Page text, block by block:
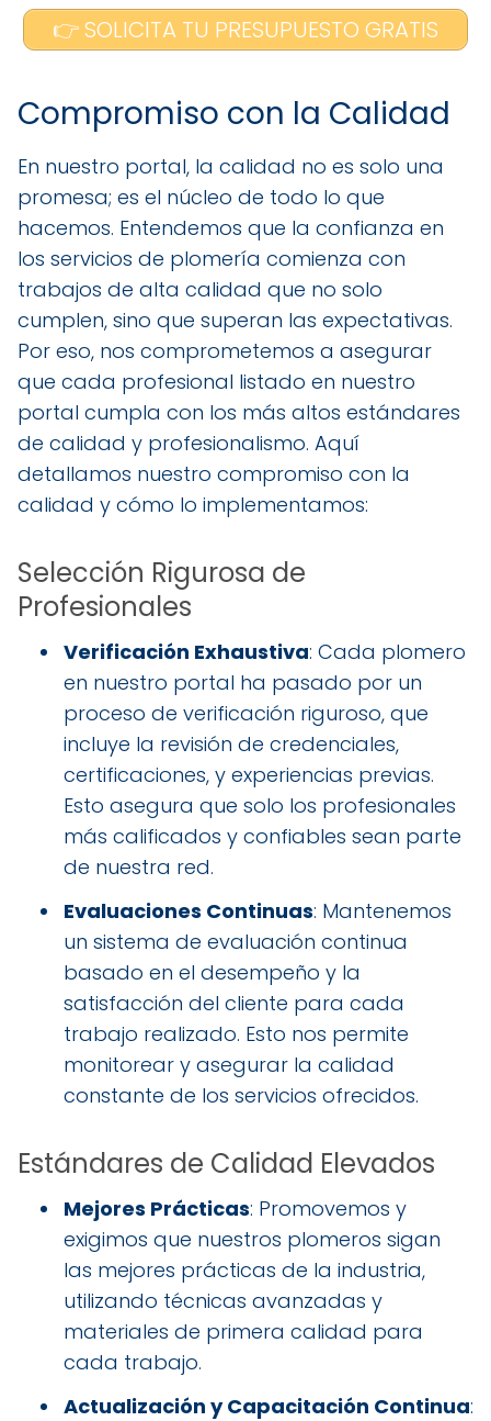
👉 SOLICITA TU PRESUPUESTO GRATIS
Compromiso con la Calidad
En nuestro portal, la calidad no es solo una
promesa; es el núcleo de todo lo que
hacemos. Entendemos que la confianza en
los servicios de plomería comienza con
trabajos de alta calidad que no solo
cumplen, sino que superan las expectativas.
Por eso, nos comprometemos a asegurar
que cada profesional listado en nuestro
portal cumpla con los más altos estándares
de calidad y profesionalismo. Aquí
detallamos nuestro compromiso con la
calidad y cómo lo implementamos:
Selección Rigurosa de
Profesionales
Verificación Exhaustiva: Cada plomero
en nuestro portal ha pasado por un
proceso de verificación riguroso, que
incluye la revisión de credenciales,
certificaciones, y experiencias previas.
Esto asegura que solo los profesionales
más calificados y confiables sean parte
de nuestra red.
Evaluaciones Continuas: Mantenemos
un sistema de evaluación continua
basado en el desempeño y la
satisfacción del cliente para cada
trabajo realizado. Esto nos permite
monitorear y asegurar la calidad
constante de los servicios ofrecidos.
Estándares de Calidad Elevados
Mejores Prácticas: Promovemos y
exigimos que nuestros plomeros sigan
las mejores prácticas de la industria,
utilizando técnicas avanzadas y
materiales de primera calidad para
cada trabajo.
Actualización y Capacitación Continua: